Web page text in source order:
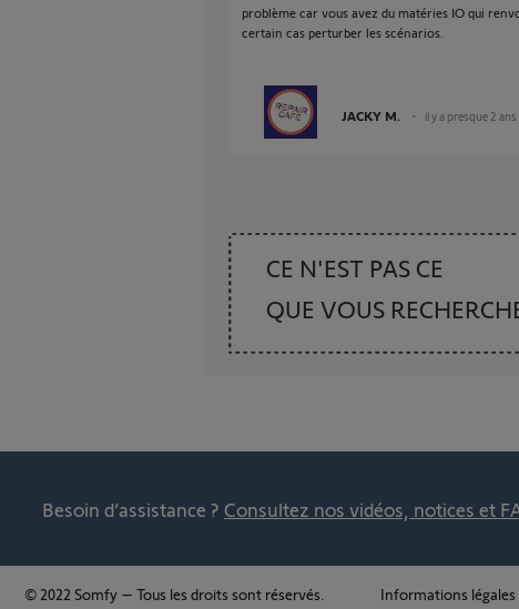
problème car vous avez du matéries IO qui
certain cas perturber les scénarios.
JACKY M. il y a presque 2 ans
CE N'EST PAS CE
QUE VOUS
Besoin d’assistance ? Consultez nos vidéos, notices et
© 2022 Somfy – Tous les droits sont réservés. Informations légales